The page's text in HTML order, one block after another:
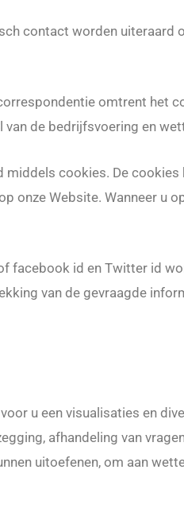
contact worden uiteraard
omtrent het
de bedrijfsvoering en
cookies. De cookies
onze Website. Wanneer u
facebook id en Twitter id
van de gevraagde
u een visualisaties en
afhandeling van
uitoefenen, om aan